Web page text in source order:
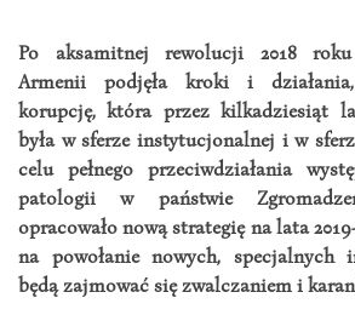
Po aksamitnej rewolucji 2018
Armenii podjęła kroki i
korupcję, która przez kilkadziesiąt
była w sferze instytucjonalnej i w
celu pełnego przeciwdziałania
patologii w państwie
opracowało nową strategię na lata
na powołanie nowych, specjalnych
będą zajmować się zwalczaniem i